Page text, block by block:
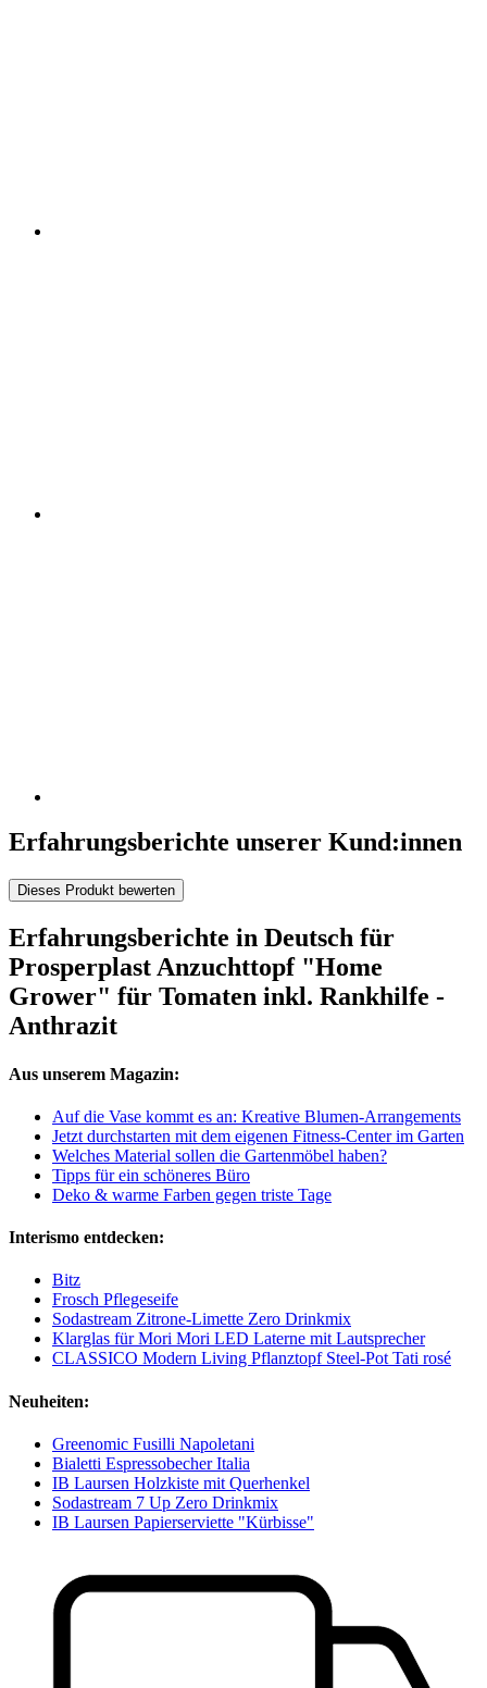
Erfahrungsberichte unserer Kund:innen
Dieses Produkt bewerten
Erfahrungsberichte in Deutsch für
Prosperplast Anzuchttopf "Home
Grower" für Tomaten inkl. Rankhilfe -
Anthrazit
Aus unserem Magazin:
Auf die Vase kommt es an: Kreative Blumen-Arrangements
Jetzt durchstarten mit dem eigenen Fitness-Center im Garten
Welches Material sollen die Gartenmöbel haben?
Tipps für ein schöneres Büro
Deko & warme Farben gegen triste Tage
Interismo entdecken:
Bitz
Frosch Pflegeseife
Sodastream Zitrone-Limette Zero Drinkmix
Klarglas für Mori Mori LED Laterne mit Lautsprecher
CLASSICO Modern Living Pflanztopf Steel-Pot Tati rosé
Neuheiten:
Greenomic Fusilli Napoletani
Bialetti Espressobecher Italia
IB Laursen Holzkiste mit Querhenkel
Sodastream 7 Up Zero Drinkmix
IB Laursen Papierserviette "Kürbisse"